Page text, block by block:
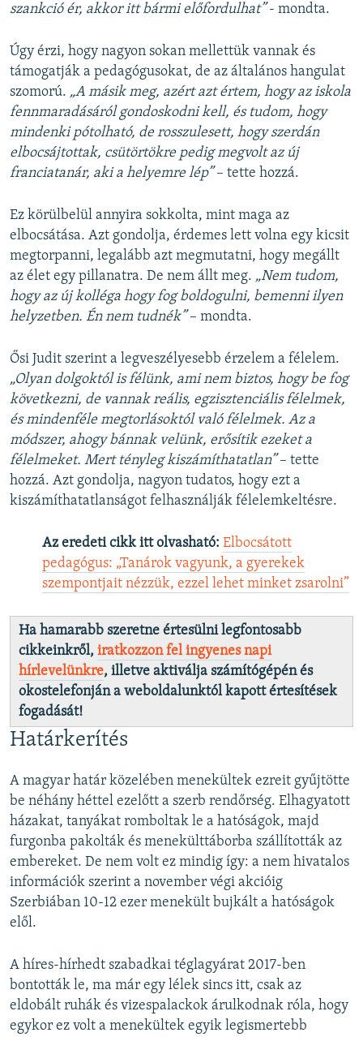
szankció ér, akkor itt bármi előfordulhat”- mondta.
Úgy érzi, hogy nagyon sokan mellettük vannak és
támogatják a pedagógusokat, de az általános hangulat
szomorú. „A másik meg, azért azt értem, hogy az iskola
fennmaradásáról gondoskodni kell, és tudom, hogy
mindenki pótolható, de rosszulesett, hogy szerdán
elbocsájtottak, csütörtökre pedig megvolt az új
franciatanár, aki a helyemre lép”– tette hozzá.
Ez körülbelül annyira sokkolta, mint maga az
elbocsátása. Azt gondolja, érdemes lett volna egy kicsit
megtorpanni, legalább azt megmutatni, hogy megállt
az élet egy pillanatra. De nem állt meg. „Nem tudom,
hogy az új kolléga hogy fog boldogulni, bemenni ilyen
helyzetben. Én nem tudnék”– mondta.
Ősi Judit szerint a legveszélyesebb érzelem a félelem.
„Olyan dolgoktól is félünk, ami nem biztos, hogy be fog
következni, de vannak reális, egzisztenciális félelmek,
és mindenféle megtorlásoktól való félelmek. Az a
módszer, ahogy bánnak velünk, erősítik ezeket a
félelmeket. Mert tényleg kiszámíthatatlan”– tette
hozzá. Azt gondolja, nagyon tudatos, hogy ezt a
kiszámíthatatlanságot felhasználják félelemkeltésre.
Az eredeti cikk itt olvasható: Elbocsátott
pedagógus: „Tanárok vagyunk, a gyerekek
szempontjait nézzük, ezzel lehet minket zsarolni”
Ha hamarabb szeretne értesülni legfontosabb
cikkeinkről, iratkozzon fel ingyenes napi
hírlevelünkre, illetve aktiválja számítógépén és
okostelefonján a weboldalunktól kapott értesítések
fogadását!
Határkerítés
A magyar határ közelében menekültek ezreit gyűjtötte
be néhány héttel ezelőtt a szerb rendőrség. Elhagyatott
házakat, tanyákat romboltak le a hatóságok, majd
furgonba pakolták és menekülttáborba szállították az
embereket. De nem volt ez mindig így: a nem hivatalos
információk szerint a november végi akcióig
Szerbiában 10-12 ezer menekült bujkált a hatóságok
elől.
A híres-hírhedt szabadkai téglagyárat 2017-ben
bontották le, ma már egy lélek sincs itt, csak az
eldobált ruhák és vizespalackok árulkodnak róla, hogy
egykor ez volt a menekültek egyik legismertebb